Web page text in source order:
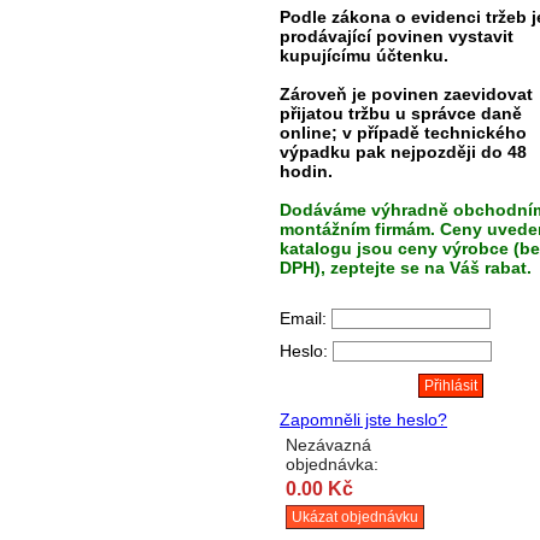
Podle zákona o evidenci tržeb
prodávající povinen vystavit
kupujícímu účtenku.
Zároveň je povinen zaevidovat
přijatou tržbu u správce daně
online; v případě technického
výpadku pak nejpozději do 48
hodin.
Dodáváme výhradně
montážním firmám. Ceny
katalogu jsou ceny výrobce
DPH), zeptejte se na Váš rabat.
Email:
Heslo:
Zapomněli jste heslo?
Nezávazná
objednávka:
0.00 Kč